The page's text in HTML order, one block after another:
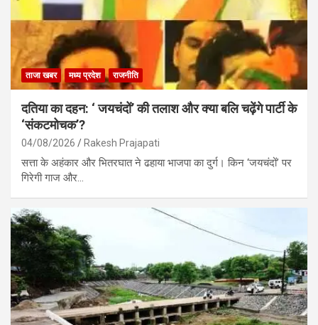
ताजा खबर मध्य प्रदेश राजनीति
दतिया का दहन: ‘ जयचंदों’ की तलाश और क्या बलि चढ़ेंगे पार्टी के
‘संकटमोचक’?
04/08/2026 Rakesh Prajapati
सत्ता के अहंकार और भितरघात ने ढहाया भाजपा का दुर्ग। किन ‘जयचंदों’ पर
गिरेगी गाज और…